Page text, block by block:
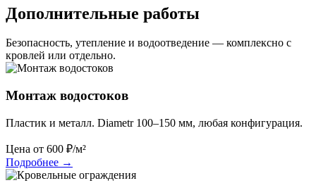
Дополнительные работы
Безопасность, утепление и водоотведение — комплексно с
кровлей или отдельно.
Монтаж водостоков
Пластик и металл. Diametr 100–150 мм, любая конфигурация.
Цена от 600 ₽/м²
Подробнее →